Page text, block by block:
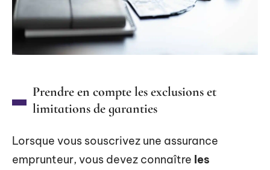
Prendre en compte les exclusions et
limitations de garanties
Lorsque vous souscrivez une assurance
emprunteur, vous devez connaître les